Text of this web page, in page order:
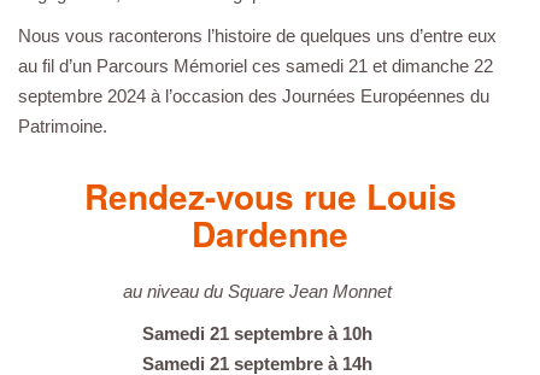
Nous vous raconterons l’histoire de quelques uns d’entre eux
au fil d’un Parcours Mémoriel ces samedi 21 et dimanche 22
septembre 2024 à l’occasion des Journées Européennes du
Patrimoine.
Rendez-vous rue Louis
Dardenne
au niveau du Square Jean Monnet
Samedi 21 septembre à 10h
Samedi 21 septembre à 14h